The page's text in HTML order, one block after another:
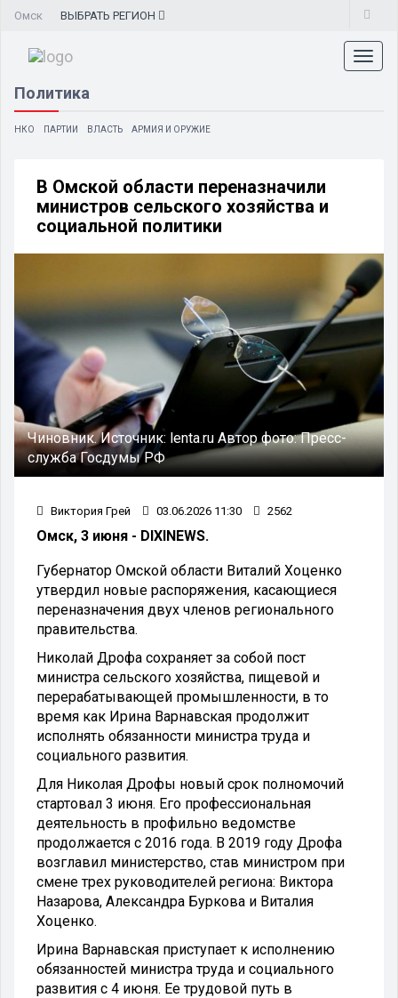
Омск ВЫБРАТЬ РЕГИОН
Политика
НКО ПАРТИИ ВЛАСТЬ АРМИЯ И ОРУЖИЕ
В Омской области переназначили
министров сельского хозяйства и
социальной политики
Чиновник.Источник: lenta.ru Автор фото:Пресс-
служба Госдумы РФ
Виктория Грей 03.06.2026 11:30 2562
Омск, 3 июня - DIXINEWS.
Губернатор Омской области Виталий Хоценко
утвердил новые распоряжения, касающиеся
переназначения двух членов регионального
правительства.
Николай Дрофа сохраняет за собой пост
министра сельского хозяйства, пищевой и
перерабатывающей промышленности, в то
время как Ирина Варнавская продолжит
исполнять обязанности министра труда и
социального развития.
Для Николая Дрофы новый срок полномочий
стартовал 3 июня. Его профессиональная
деятельность в профильно ведомстве
продолжается с 2016 года. В 2019 году Дрофа
возглавил министерство, став министром при
смене трех руководителей региона: Виктора
Назарова, Александра Буркова и Виталия
Хоценко.
Ирина Варнавская приступает к исполнению
обязанностей министра труда и социального
развития с 4 июня. Ее трудовой путь в